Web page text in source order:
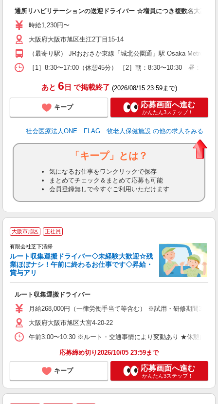
通所リハビリテーションの送迎ドライバー ☆増員につき複数名大募集
時給1,230円〜
大阪府大阪市旭区生江2丁目15-14
（最寄り駅） JRおおさか東線「城北公園通」駅 Osaka Metro谷
［1］8:30〜17:00（休憩45分） ［2］朝：8:30〜10:30 昼：
あと 6 日 で掲載終了 (2026/08/15 23:59まで)
キープ 応募画面へ進む
かんたん3ステップ！
社会医療法人ONE FLAG 牧老人保健施設 の他の求人をみる
「キープ」とは？
気になるお仕事をワンクリックで保存
まとめてチェック＆まとめて応募も可能
会員登録無しで今すぐご利用いただけます
大阪市旭区 正社員
有限会社芝下清掃
ルート収集運搬ドライバー◇未経験大歓迎☆残
業ほぼナシ！午前に終わるお仕事です◇昇給・
賞与アリ
ルート収集運搬ドライバー
月給268,000円（一律労働手当て等含む） ※試用・研修期間3ヶ月
大阪府大阪市旭区大宮4-20-22
午前3:00〜10:30 ※ルート・交通事情により変動あり ★休憩はお
応募締め切り2026/10/05 23:59まで
キープ 応募画面へ進む
かんたん3ステップ！